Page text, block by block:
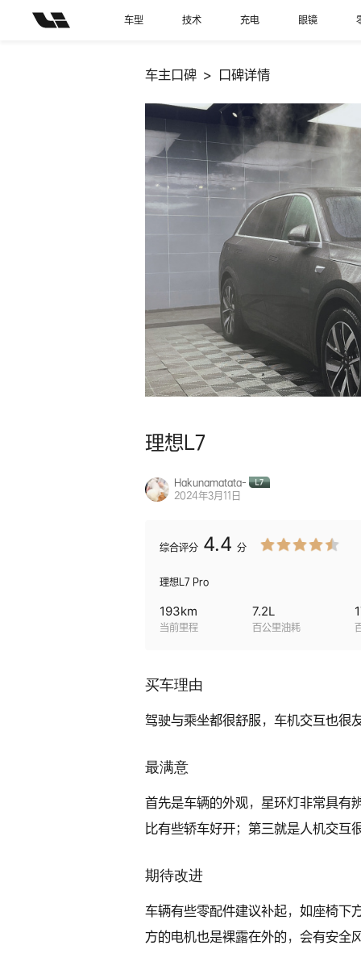
车型 技术 充电 眼镜
车主口碑 口碑详情
理想L7
Hakunamatata-
2024年3月11日
综合评分 4.4 分
理想L7 Pro
193km
当前里程
7.2L
百公里油耗
买车理由
驾驶与乘坐都很舒服，车机交互也很
最满意
首先是车辆的外观，星环灯非常具有
比有些轿车好开；第三就是人机交互
期待改进
车辆有些零配件建议补起，如座椅下
方的电机也是裸露在外的，会有安全